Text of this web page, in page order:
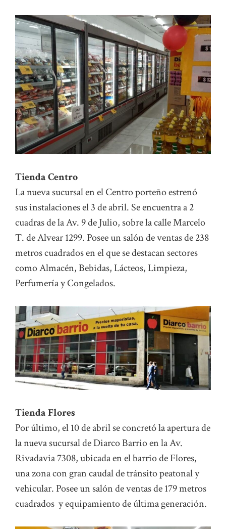
Tienda Centro
La nueva sucursal en el Centro porteño estrenó
sus instalaciones el 3 de abril. Se encuentra a 2
cuadras de la Av. 9 de Julio, sobre la calle Marcelo
T. de Alvear 1299. Posee un salón de ventas de 238
metros cuadrados en el que se destacan sectores
como Almacén, Bebidas, Lácteos, Limpieza,
Perfumería y Congelados.
Tienda Flores
Por último, el 10 de abril se concretó la apertura de
la nueva sucursal de Diarco Barrio en la Av.
Rivadavia 7308, ubicada en el barrio de Flores,
una zona con gran caudal de tránsito peatonal y
vehicular. Posee un salón de ventas de 179 metros
cuadrados y equipamiento de última generación.